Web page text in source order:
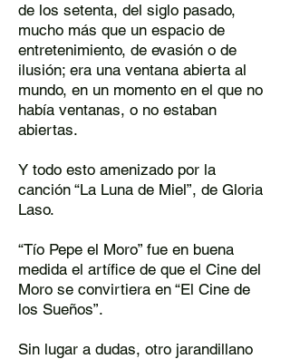
de los setenta, del siglo pasado,
mucho más que un espacio de
entretenimiento, de evasión o de
ilusión; era una ventana abierta al
mundo, en un momento en el que no
había ventanas, o no estaban
abiertas.
Y todo esto amenizado por la
canción “La Luna de Miel”, de Gloria
Laso.
“Tío Pepe el Moro” fue en buena
medida el artífice de que el Cine del
Moro se convirtiera en “El Cine de
los Sueños”.
Sin lugar a dudas, otro jarandillano